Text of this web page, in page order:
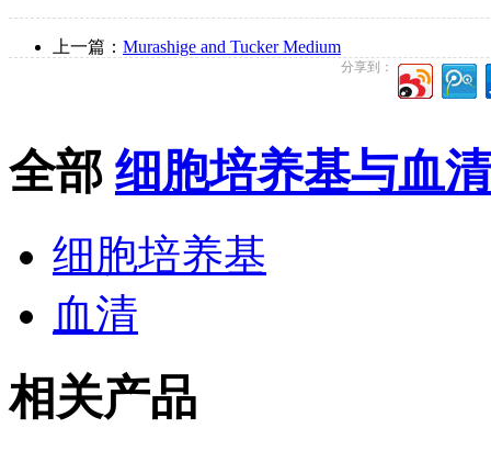
上一篇： Murashige and Tucker Medium
分享到：
全部 细胞培养基与血清
细胞培养基
血清
相关产品